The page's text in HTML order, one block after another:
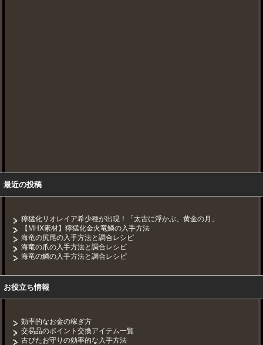
最近の投稿
獰猛化リオレイア希少種が出現！「太古に浮かぶ、黄金の月」
【MHX素材】獰猛化金火竜鱗の入手方法
海竜の尻尾の入手方法と調合レシピ
海竜の爪の入手方法と調合レシピ
海竜の鱗の入手方法と調合レシピ
お役立ち情報
効率的なお金の稼ぎ方
交易品のポイント交換アイテム一覧
古びたお守りの効率的な入手方法